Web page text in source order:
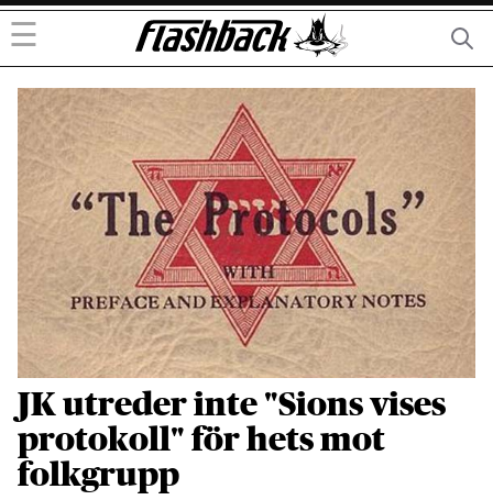
☰
JK utreder inte "Sions vises
protokoll" för hets mot
folkgrupp